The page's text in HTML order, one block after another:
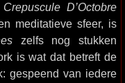
Crepuscule D’Octobre
meditatieve sfeer, is
zelfs nog stukken
is wat dat betreft de
gespeend van iedere